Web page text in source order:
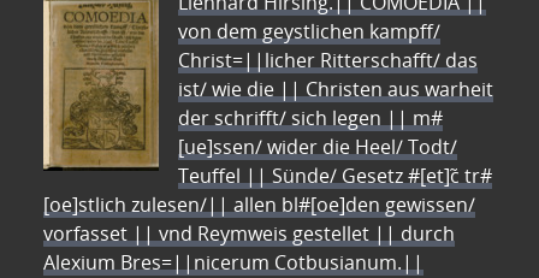
von dem geystlichen kampff/
Christ=||licher Ritterschafft/ das
ist/ wie die || Christen aus warheit
der schrifft/ sich legen || m#
[ue]ssen/ wider die Heel/ Todt/
Teuffel || Sünde/ Gesetz #[et]c̃ tr#
[oe]stlich zulesen/|| allen bl#[oe]den gewissen/
vorfasset || vnd Reymweis gestellet || durch
Alexium Bres=||nicerum Cotbusianum.||